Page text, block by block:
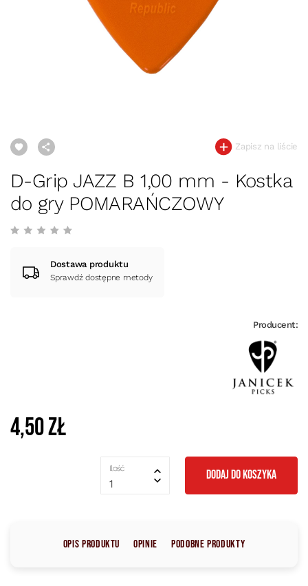
Zapisz na liście
D-Grip JAZZ B 1,00 mm - Kostka
do gry POMARAŃCZOWY
Dostawa produktu
Sprawdź dostępne metody
Producent:
4,50 zł
Ilość
1
DODAJ DO KOSZYKA
Opis produktu Opinie Podobne produkty